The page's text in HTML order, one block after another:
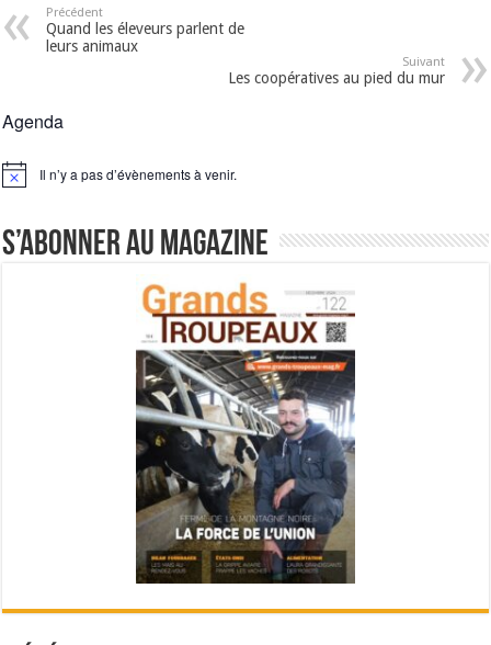
Précédent
Quand les éleveurs parlent de
leurs animaux
Suivant
Les coopératives au pied du mur
Agenda
Notice Il n’y a pas d’évènements à venir.
S’abonner au magazine